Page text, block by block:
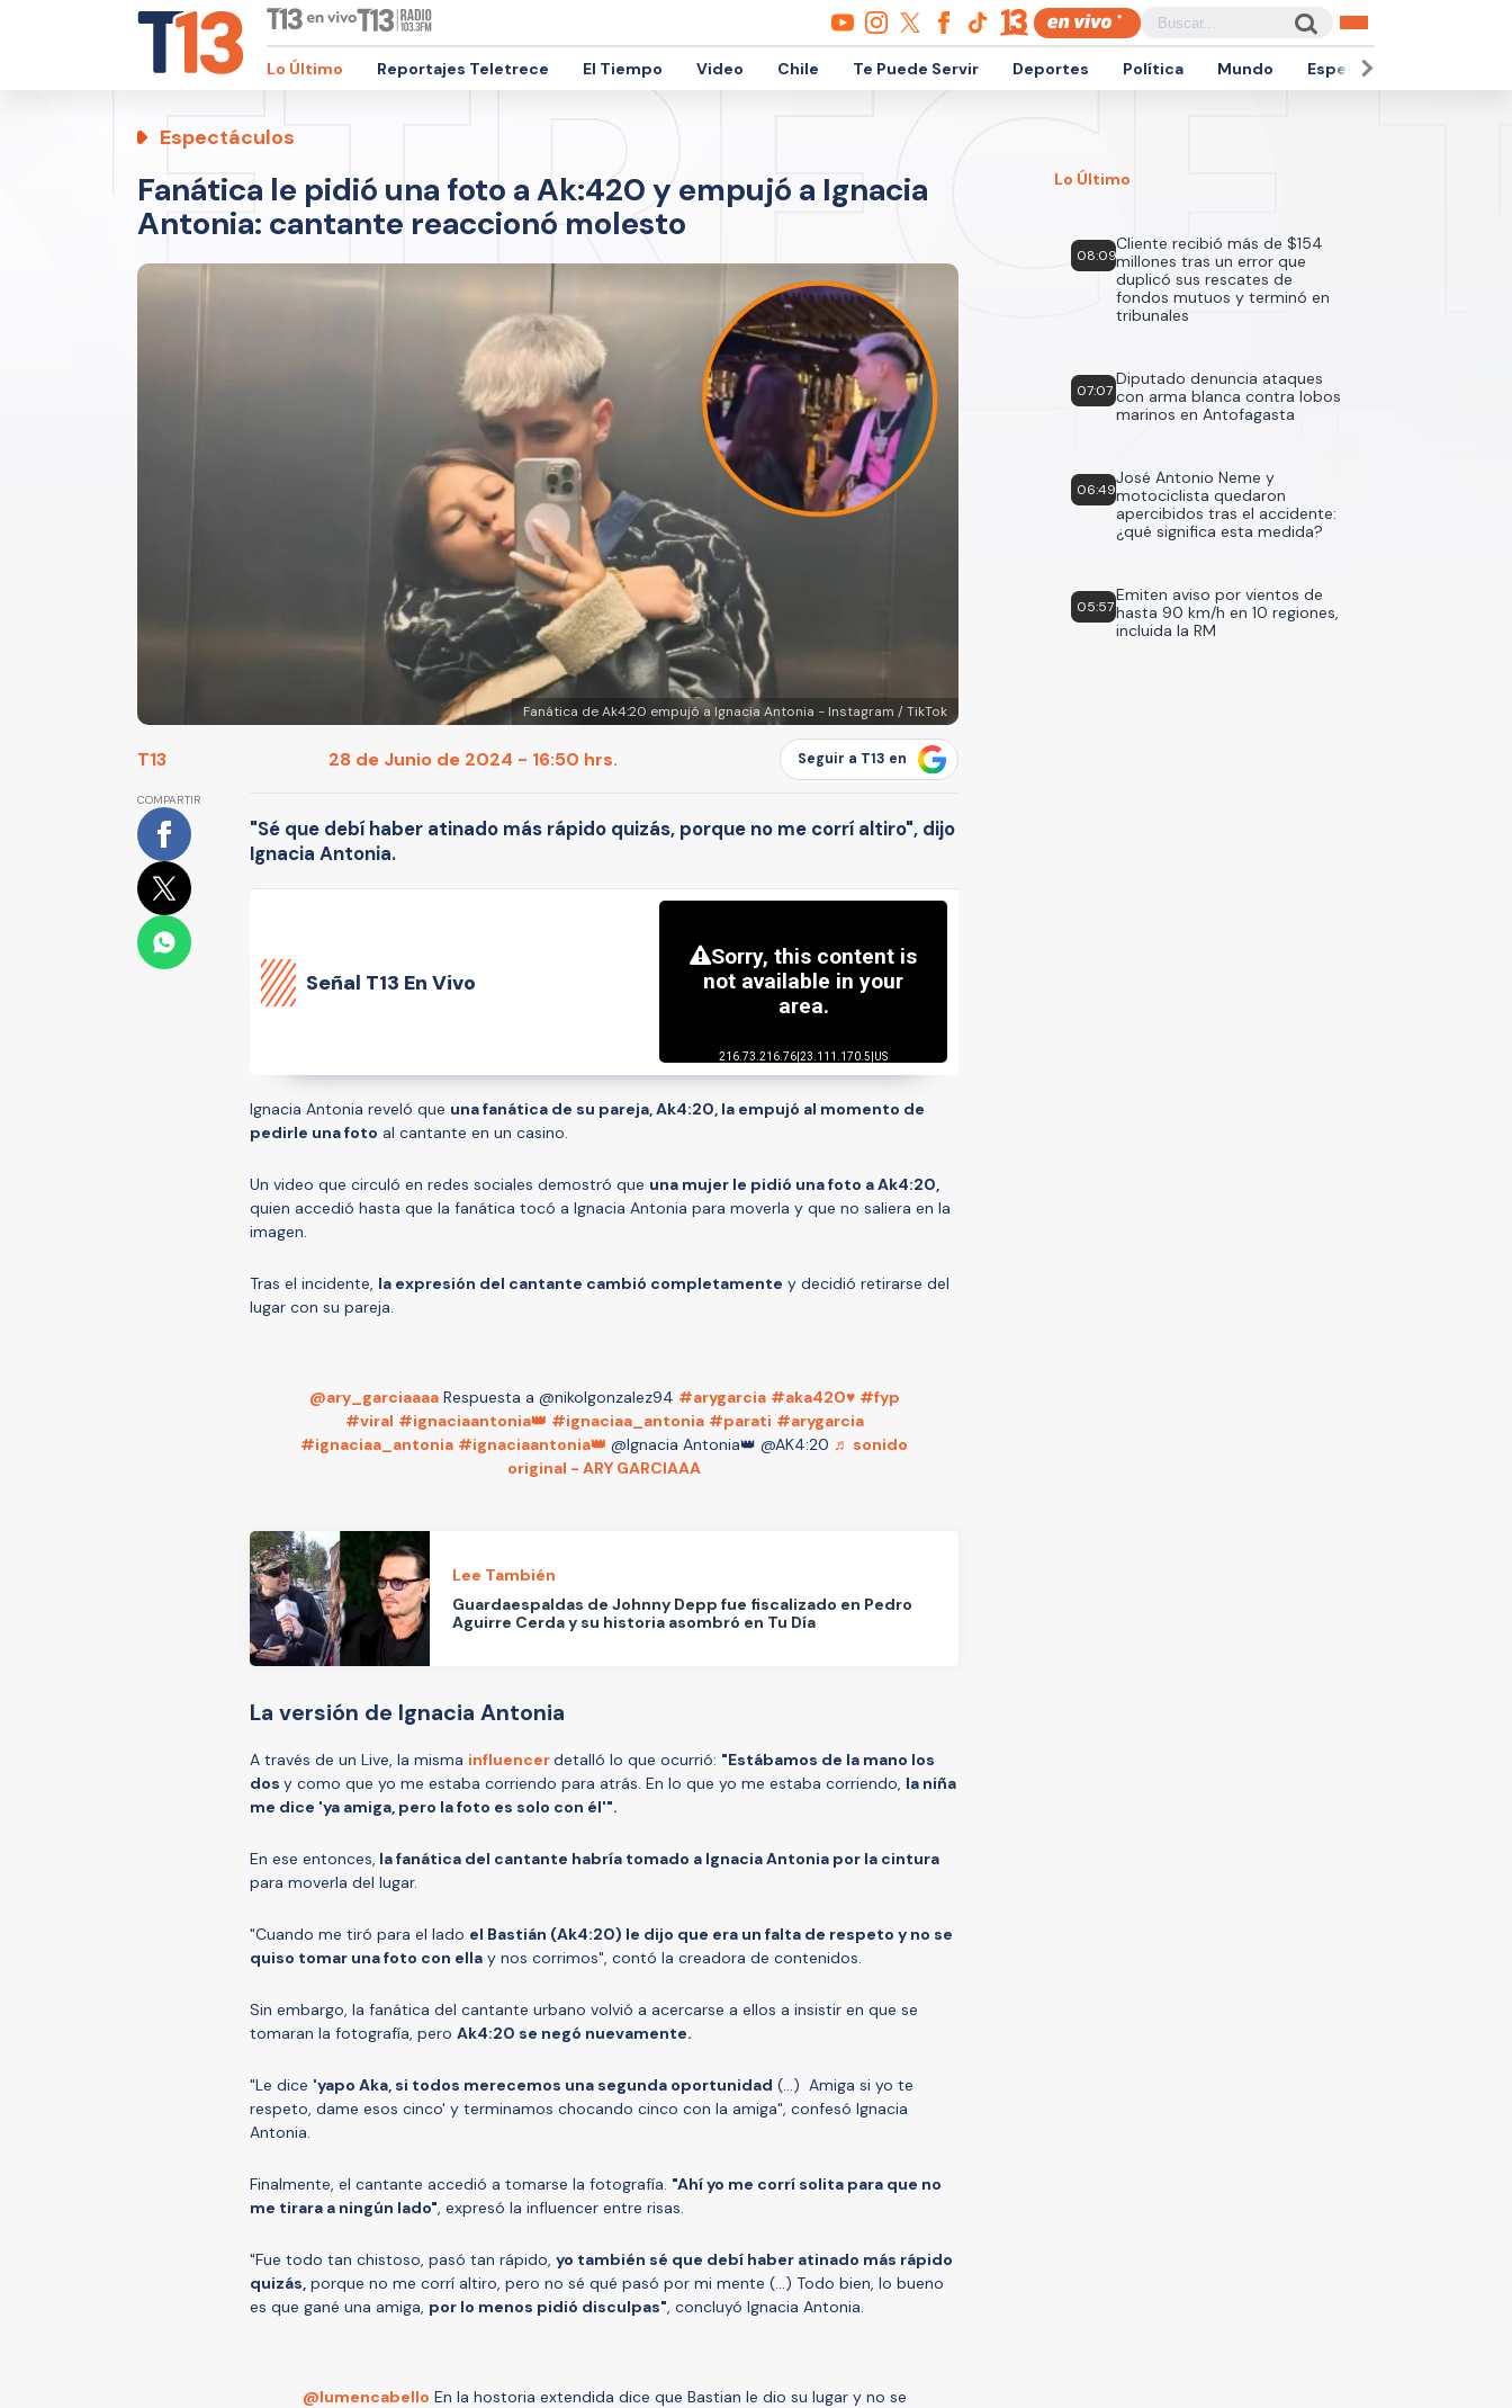
Lo Último Reportajes Teletrece El Tiempo Video Chile Te Puede Servir Deportes Política Mundo Espectáculos
Espectáculos
Fanática le pidió una foto a Ak:420 y empujó a Ignacia
Antonia: cantante reaccionó molesto
Fanática de Ak4:20 empujó a Ignacia Antonia - Instagram / TikTok
T13 28 de Junio de 2024 - 16:50 hrs. Seguir a T13 en
COMPARTIR
"Sé que debí haber atinado más rápido quizás, porque no me corrí altiro", dijo
Ignacia Antonia.
Señal T13 En Vivo
Ignacia Antonia reveló que una fanática de su pareja, Ak4:20, la empujó al momento de
pedirle una foto al cantante en un casino.
Un video que circuló en redes sociales demostró que una mujer le pidió una foto a Ak4:20,
quien accedió hasta que la fanática tocó a Ignacia Antonia para moverla y que no saliera en la
imagen.
Tras el incidente, la expresión del cantante cambió completamente y decidió retirarse del
lugar con su pareja.
@ary_garciaaaaRespuesta a @nikolgonzalez94 #arygarcia #aka420♥️ #fyp
#viral #ignaciaantonia👑 #ignaciaa_antonia #parati #arygarcia
#ignaciaa_antonia #ignaciaantonia👑 @Ignacia Antonia👑 @AK4:20 ♬ sonido
original - ARY GARCIAAA
Lee También
Guardaespaldas de Johnny Depp fue fiscalizado en Pedro
Aguirre Cerda y su historia asombró en Tu Día
La versión de Ignacia Antonia
A través de un Live, la misma influencerdetalló lo que ocurrió: "Estábamos de la mano los
dos y como que yo me estaba corriendo para atrás. En lo que yo me estaba corriendo, la niña
me dice 'ya amiga, pero la foto es solo con él'".
En ese entonces, la fanática del cantante habría tomado a Ignacia Antonia por la cintura
para moverla del lugar.
"Cuando me tiró para el lado el Bastián (Ak4:20) le dijo que era un falta de respeto y no se
quiso tomar una foto con ella y nos corrimos", contó la creadora de contenidos.
Sin embargo, la fanática del cantante urbano volvió a acercarse a ellos a insistir en que se
tomaran la fotografía, pero Ak4:20 se negó nuevamente.
"Le dice 'yapo Aka, si todos merecemos una segunda oportunidad (...) Amiga si yo te
respeto, dame esos cinco' y terminamos chocando cinco con la amiga", confesó Ignacia
Antonia.
Finalmente, el cantante accedió a tomarse la fotografía. "Ahí yo me corrí solita para que no
me tirara a ningún lado", expresó la influencer entre risas.
"Fue todo tan chistoso, pasó tan rápido, yo también sé que debí haber atinado más rápido
quizás, porque no me corrí altiro, pero no sé qué pasó por mi mente (...) Todo bien, lo bueno
es que gané una amiga, por lo menos pidió disculpas", concluyó Ignacia Antonia.
@lumencabello En la hostoria extendida dice que Bastian le dio su lugar y no se
Lo Último
08:09
Cliente recibió más de $154
millones tras un error que
duplicó sus rescates de
fondos mutuos y terminó en
tribunales
07:07
Diputado denuncia ataques
con arma blanca contra lobos
marinos en Antofagasta
06:49
José Antonio Neme y
motociclista quedaron
apercibidos tras el accidente:
¿qué significa esta medida?
05:57
Emiten aviso por vientos de
hasta 90 km/h en 10 regiones,
incluida la RM